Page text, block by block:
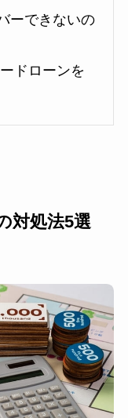
ーできないの
ドローンを
対処法5選